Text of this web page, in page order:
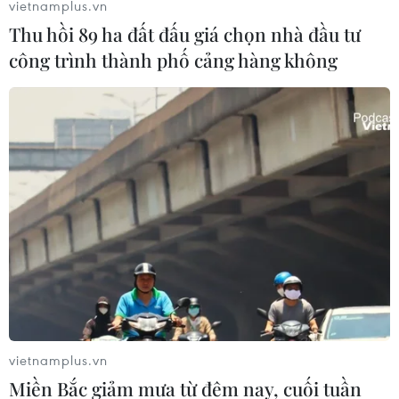
Những việc thí sinh cần làm sau khi biết
điểm thi tốt nghiệp THPT
23/07/2022 08:35
Do những điều chỉnh trong tuyển sinh, thí sinh cần đặc
biệt lưu ý thực hiện đăng ký nguyện vọng xét tuyển, nộp
lệ phí xét tuyển và xác nhận nhập học đúng quy trình và
thời gian quy định.
vietnamplus.vn
Thu hồi 89 ha đất đấu giá chọn nhà đầu tư
công trình thành phố cảng hàng không
vietnamplus.vn
Miền Bắc giảm mưa từ đêm nay, cuối tuần